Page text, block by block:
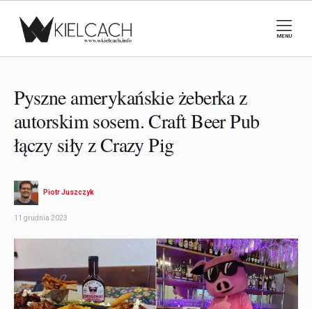
MENU
Pyszne amerykańskie żeberka z
autorskim sosem. Craft Beer Pub
łączy siły z Crazy Pig
Piotr Juszczyk
11 grudnia 2023